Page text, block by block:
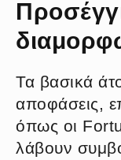
Τα βασικά
αποφάσεις,
όπως οι
λάβουν